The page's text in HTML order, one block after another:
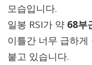
모습입니다.
일봉 RSI가 약 68부
이틀간 너무 급하
붙고 있습니다.